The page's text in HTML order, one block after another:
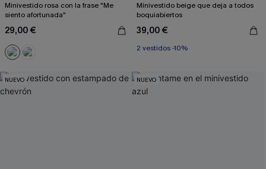
Minivestido rosa con la frase "Me
siento afortunada"
29,00 €
Minivestido beige que deja a todos
boquiabiertos
39,00 €
2 vestidos -10%
NUEVO NUEVO